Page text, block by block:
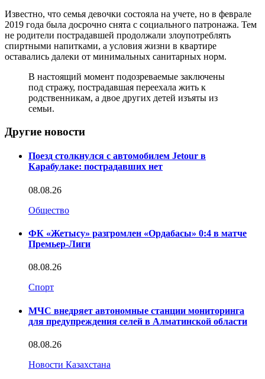
Известно, что семья девочки состояла на учете, но в феврале
2019 года была досрочно снята с социального патронажа. Тем
не родители пострадавшей продолжали злоупотреблять
спиртными напитками, а условия жизни в квартире
оставались далеки от минимальных санитарных норм.
В настоящий момент подозреваемые заключены
под стражу, пострадавшая переехала жить к
родственникам, а двое других детей изъяты из
семьи.
Другие новости
Поезд столкнулся с автомобилем Jetour в
Карабулаке: пострадавших нет
08.08.26
Общество
ФК «Жетысу» разгромлен «Ордабасы» 0:4 в матче
Премьер-Лиги
08.08.26
Спорт
МЧС внедряет автономные станции мониторинга
для предупреждения селей в Алматинской области
08.08.26
Новости Казахстана